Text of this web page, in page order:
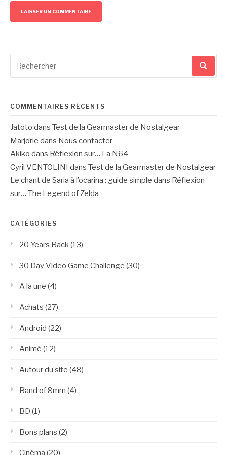
pour
COMMENTAIRES RÉCENTS
Jatoto dans Test de la Gearmaster de Nostalgear
Marjorie dans Nous contacter
Akiko dans Réflexion sur… La N64
Cyril VENTOLINI dans Test de la Gearmaster de Nostalgear
Le chant de Saria à l’ocarina : guide simple dans Réflexion
sur… The Legend of Zelda
CATÉGORIES
20 Years Back(13)
30 Day Video Game Challenge (30)
A la une (4)
Achats (27)
Android (22)
Animé (12)
Autour du site (48)
Band of 8mm (4)
BD (1)
Bons plans (2)
Cinéma (20)